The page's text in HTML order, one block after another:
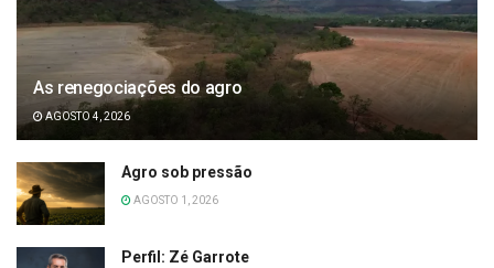
As renegociações do agro
AGOSTO 4, 2026
Agro sob pressão
AGOSTO 1, 2026
Perfil: Zé Garrote